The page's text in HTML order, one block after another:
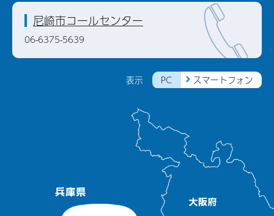
表示 PC スマートフォン
尼崎市コールセンター
06-6375-5639